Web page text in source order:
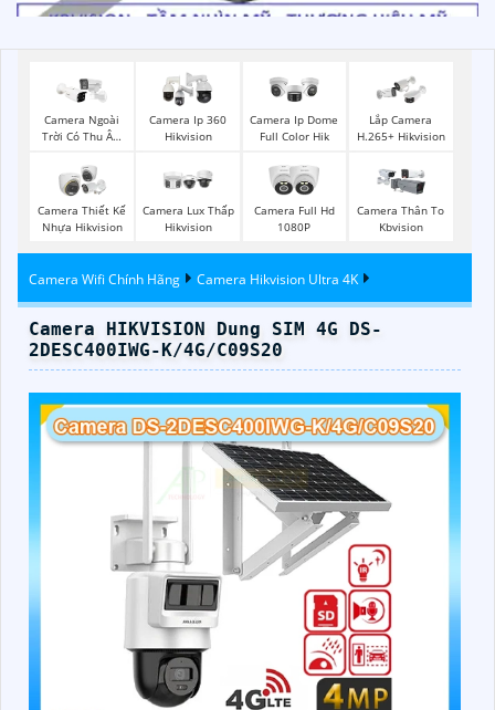
Camera Ngoài
Trời Có Thu Âm
Camera Ip 360
Hikvision
Camera Ip Dome
Full Color Hik
Lắp Camera
H.265+ Hikvision
Camera Thiết Kế
Nhựa Hikvision
Camera Lux Thấp
Hikvision
Camera Full Hd
1080P
Camera Thân To
Kbvision
Camera Wifi Chính Hãng Camera Hikvision Ultra 4K
Camera HIKVISION Dung SIM 4G DS-
2DESC400IWG-K/4G/C09S20